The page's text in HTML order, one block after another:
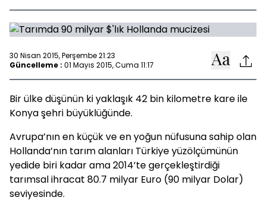
30 Nisan 2015, Perşembe 21:23
Güncelleme : 01 Mayıs 2015, Cuma 11:17
Bir ülke düşünün ki yaklaşık 42 bin kilometre kare ile
Konya şehri büyüklüğünde.
Avrupa’nın en küçük ve en yoğun nüfusuna sahip olan
Hollanda’nın tarım alanları Türkiye yüzölçümünün
yedide biri kadar ama 2014’te gerçekleştirdiği
tarımsal ihracat 80.7 milyar Euro (90 milyar Dolar)
seviyesinde.